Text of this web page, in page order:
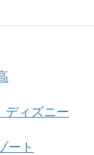
ディズニー
ート